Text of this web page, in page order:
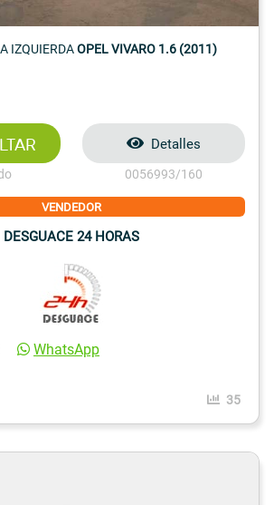
IZQUIERDAOPEL VIVARO 1.6 (2011)
Detalles
0056993/160
VENDEDOR
DESGUACE 24 HORAS
WhatsApp
35